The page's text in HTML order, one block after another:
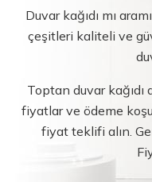
Duvar kağıdı mı
çeşitleri kaliteli ve
Toptan duvar kağıdı
fiyatlar ve ödeme
fiyat teklifi alın.